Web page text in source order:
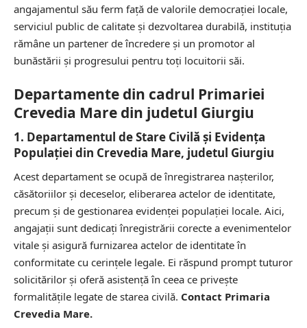
angajamentul său ferm față de valorile democrației locale,
serviciul public de calitate și dezvoltarea durabilă, instituția
rămâne un partener de încredere și un promotor al
bunăstării și progresului pentru toți locuitorii săi.
Departamente din cadrul Primariei
Crevedia Mare din judetul Giurgiu
1. Departamentul de Stare Civilă și Evidența
Populației din Crevedia Mare, judetul Giurgiu
Acest departament se ocupă de înregistrarea nașterilor,
căsătoriilor și deceselor, eliberarea actelor de identitate,
precum și de gestionarea evidenței populației locale. Aici,
angajații sunt dedicați înregistrării corecte a evenimentelor
vitale și asigură furnizarea actelor de identitate în
conformitate cu cerințele legale. Ei răspund prompt tuturor
solicitărilor și oferă asistență în ceea ce privește
formalitățile legate de starea civilă. Contact Primaria
Crevedia Mare.